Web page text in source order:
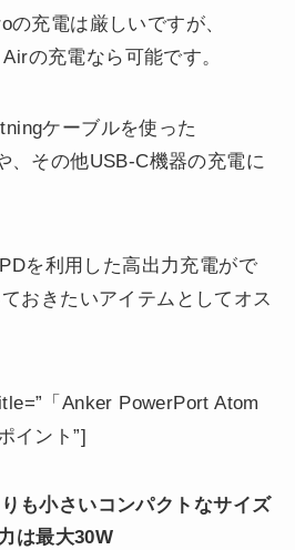
充電は厳しいですが、
の充電なら可能です。
ケーブルを使った
、その他USB-C機器の充電に
を利用した高出力充電がで
おきたいアイテムとしてオス
「Anker PowerPort Atom
イント”]
も小さいコンパクトなサイズ
は最大30W